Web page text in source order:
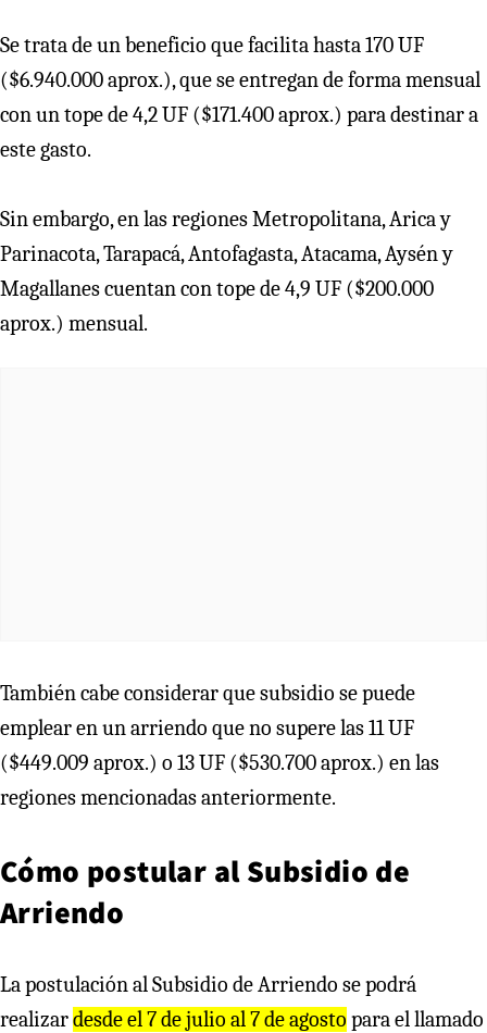
Se trata de un beneficio que facilita hasta 170 UF
($6.940.000 aprox.), que se entregan de forma mensual
con un tope de 4,2 UF ($171.400 aprox.) para destinar a
este gasto.
Sin embargo, en las regiones Metropolitana, Arica y
Parinacota, Tarapacá, Antofagasta, Atacama, Aysén y
Magallanes cuentan con tope de 4,9 UF ($200.000
aprox.) mensual.
También cabe considerar que subsidio se puede
emplear en un arriendo que no supere las 11 UF
($449.009 aprox.) o 13 UF ($530.700 aprox.) en las
regiones mencionadas anteriormente.
Cómo postular al Subsidio de
Arriendo
La postulación al Subsidio de Arriendo se podrá
realizardesde el 7 de julio al 7 de agosto para el llamado